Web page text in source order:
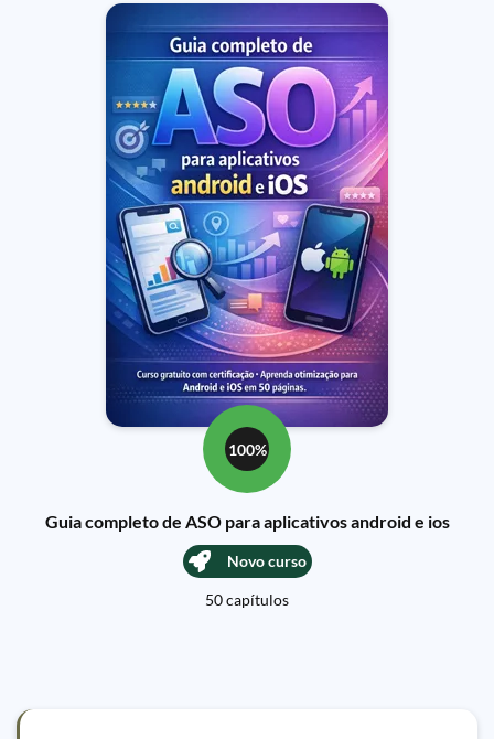
100%
Guia completo de ASO para aplicativos android e ios
Novo curso
50 capítulos